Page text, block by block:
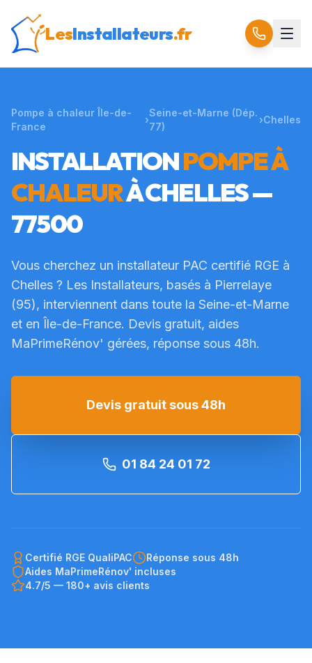
LesInstallateurs.fr
Pompe à chaleur Île-de-
France
›
Seine-et-Marne (Dép.
77)
›Chelles
INSTALLATIONPOMPE À
CHALEURÀCHELLES—
77500
Vous cherchez un installateur PAC certifié RGE à
Chelles ? Les Installateurs, basés à Pierrelaye
(95), interviennent dans toute la Seine-et-Marne
et en Île-de-France. Devis gratuit, aides
MaPrimeRénov' gérées, réponse sous 48h.
Devis gratuit sous 48h
01 84 24 01 72
Certifié RGE QualiPAC
Réponse sous 48h
Aides MaPrimeRénov' incluses
4.7/5 — 180+ avis clients